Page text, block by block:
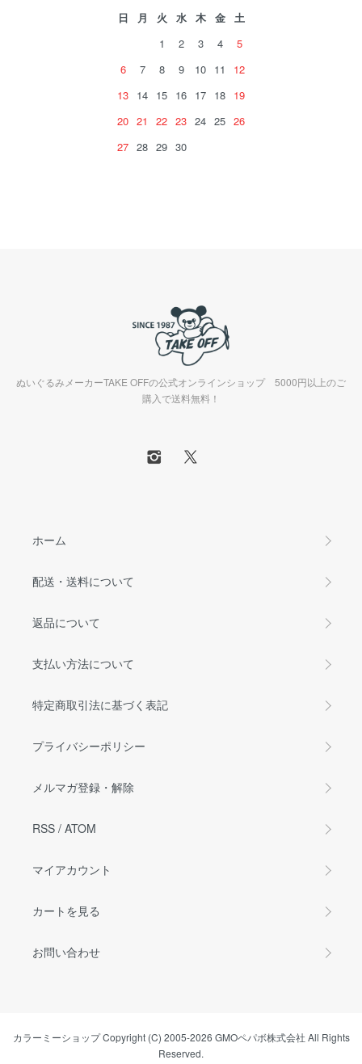
日 月 火 水 木 金
土
1
2 3 4
5
6
7 8 9 10 11
12
13 14 15 16 17 18 19
20 21 22 23 24 25 26
27 28 29 30
ぬいぐるみメーカーTAKE OFFの公式オンラインショップ 5000円以上のご
購入で送料無料！
ホーム
配送・送料について
返品について
支払い方法について
特定商取引法に基づく表記
プライバシーポリシー
メルマガ登録・解除
RSS / ATOM
マイアカウント
カートを見る
お問い合わせ
カラーミーショップCopyright (C) 2005-2026 GMOペパボ株式会社 All Rights
Reserved.